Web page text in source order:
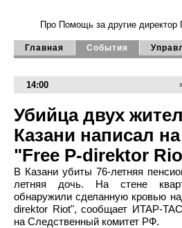
Про Помощь за другие директор
Главная События
14:00
Убийца двух
Казани написал
"Free P-direktor
В Казани убиты 76-летняя
летняя дочь. На стене
обнаружили сделанную кровью
direktor Riot", сообщает ИТАР-
на Следственный комитет РФ.